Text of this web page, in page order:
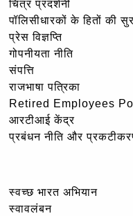
चित्र प्रदर्शनी
पॉलिसीधारकों के हितों की
प्रेस विज्ञप्ति
गोपनीयता नीति
संपत्ति
राजभाषा पत्रिका
Retired Employees
आरटीआई केंद्र
प्रबंधन नीति और
स्वच्छ भारत अभियान
स्वावलंबन